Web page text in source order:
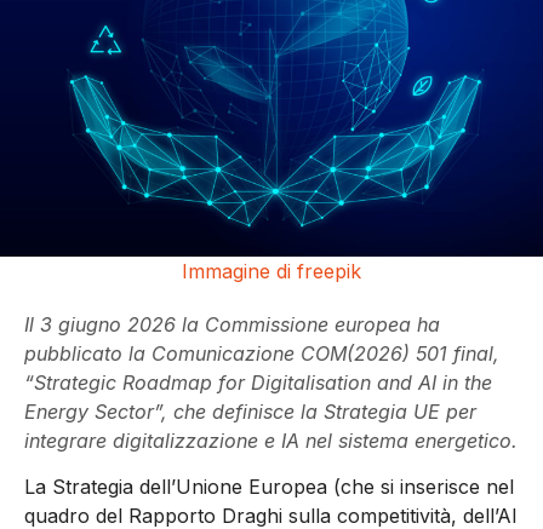
Immagine di freepik
Il 3 giugno 2026 la Commissione europea ha
pubblicato la Comunicazione COM(2026) 501 final,
“Strategic Roadmap for Digitalisation and AI in the
Energy Sector”, che definisce la Strategia UE per
integrare digitalizzazione e IA nel sistema energetico.
La Strategia dell’Unione Europea (che si inserisce nel
quadro del Rapporto Draghi sulla competitività, dell’AI